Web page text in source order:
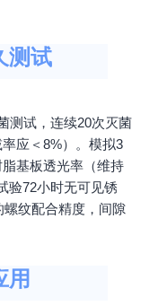
测试
测试，连续20次灭菌
应＜8%）。模拟3
基板透光率（维持
验72小时无可见锈
纹配合精度，间隙
用